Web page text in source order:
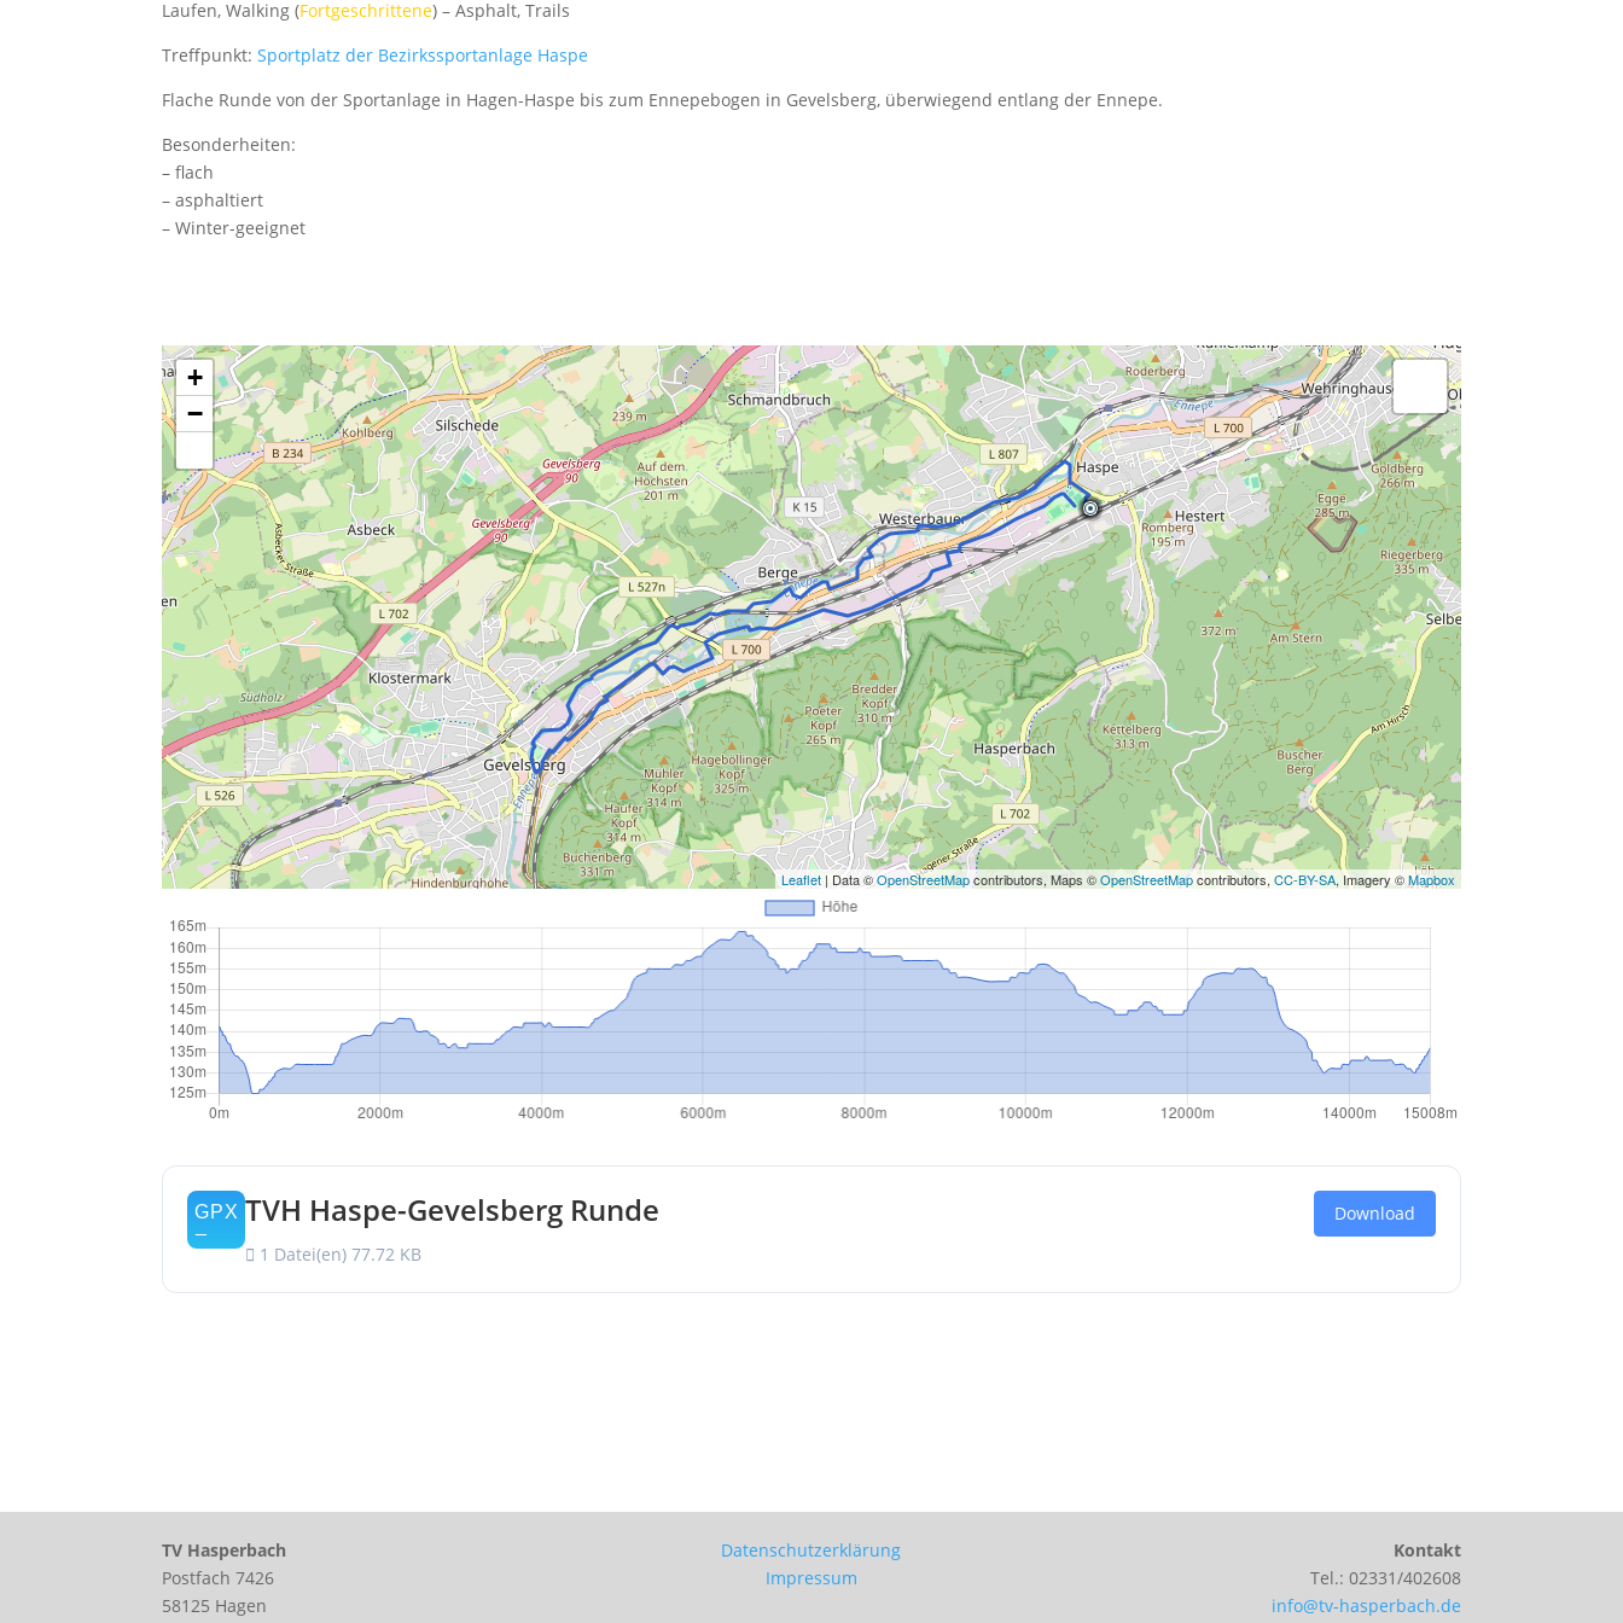
Laufen, Walking (Fortgeschrittene) – Asphalt, Trails
Treffpunkt:Sportplatz der Bezirkssportanlage Haspe
Flache Runde von der Sportanlage in Hagen-Haspe bis zum Ennepebogen in Gevelsberg, überwiegend entlang der Ennepe.
Besonderheiten:
– flach
– asphaltiert
– Winter-geeignet
+
−
Leaflet| Data ©OpenStreetMapcontributors, Maps ©OpenStreetMapcontributors, CC-BY-SA, Imagery ©Mapbox
TVH Haspe-Gevelsberg Runde
1 Datei(en)77.72 KB
Download
TV Hasperbach
Postfach 7426
58125 Hagen
Datenschutzerklärung
Impressum
Kontakt
Tel.: 02331/402608
info@tv-hasperbach.de